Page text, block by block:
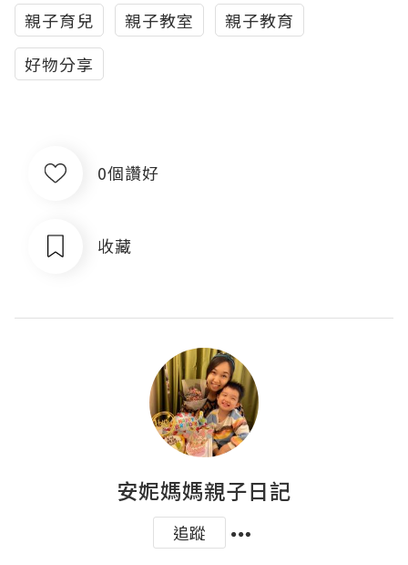
親子育兒 親子教室
親子教育
好物分享
0個讚好
收藏
安妮媽媽親子日記
追蹤